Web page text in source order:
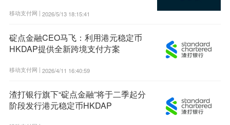
移动支付网 | 2026/5/13 18:15:41
碇点金融CEO马飞：利用港元稳定币
HKDAP提供全新跨境支付方案
移动支付网 | 2026/4/11 16:40:59
渣打银行旗下“碇点金融”将于二季起分
阶段发行港元稳定币HKDAP